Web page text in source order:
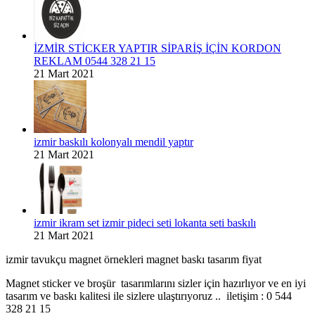
İZMİR STİCKER YAPTIR SİPARİŞ İÇİN KORDON
REKLAM 0544 328 21 15
21 Mart 2021
izmir baskılı kolonyalı mendil yaptır
21 Mart 2021
izmir ikram set izmir pideci seti lokanta seti baskılı
21 Mart 2021
izmir tavukçu magnet örnekleri magnet baskı tasarım fiyat
Magnet sticker ve broşür tasarımlarını sizler için hazırlıyor ve en iyi
tasarım ve baskı kalitesi ile sizlere ulaştırıyoruz .. iletişim : 0 544
328 21 15